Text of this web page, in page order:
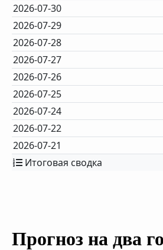
2026-07-30
2026-07-29
2026-07-28
2026-07-27
2026-07-26
2026-07-25
2026-07-24
2026-07-22
2026-07-21
Итоговая сводка
Прогноз на два